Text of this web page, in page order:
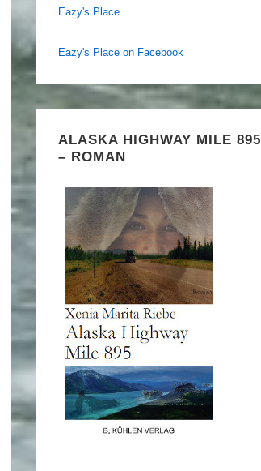
Eazy's Place
Eazy's Place on Facebook
ALASKA HIGHWAY MILE 895
– ROMAN